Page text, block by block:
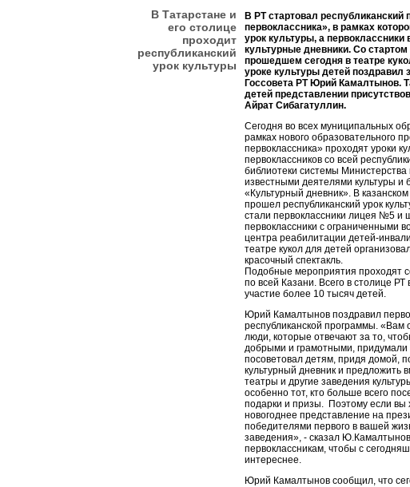
В Татарстане и
его столице
проходит
республиканский
урок культуры
В РТ стартовал республиканский
первоклассника», в рамках
урок культуры, а первоклассники
культурные дневники. Со стартом
прошедшем сегодня в театре
уроке культуры детей поздравил
Госсовета РТ Юрий Камалтынов.
детей представлении
Айрат Сибагатуллин.
Сегодня во всех муниципальных
рамках нового образовательного
первоклассника» проходят уроки
первоклассников со всей
библиотеки системы Министерства
известными деятелями культуры и
«Культурный дневник». В
прошел республиканский урок
стали первоклассники лицея №5
первоклассники с ограниченными
центра реабилитации детей-
театре кукол для детей
красочный спектакль.
Подобные мероприятия проходят
по всей Казани. Всего в столице РТ
участие более 10 тысяч детей.
Юрий Камалтынов поздравил
республиканской программы. «Вам
люди, которые отвечают за то,
добрыми и грамотными, придумали
посоветовал детям, придя домой,
культурный дневник и предложить
театры и другие заведения
особенно тот, кто больше всего
подарки и призы. Поэтому если вы
новогоднее представление на
победителями первого в вашей
заведения», - сказал
первоклассникам, чтобы с
интереснее.
Юрий Камалтынов сообщил, что